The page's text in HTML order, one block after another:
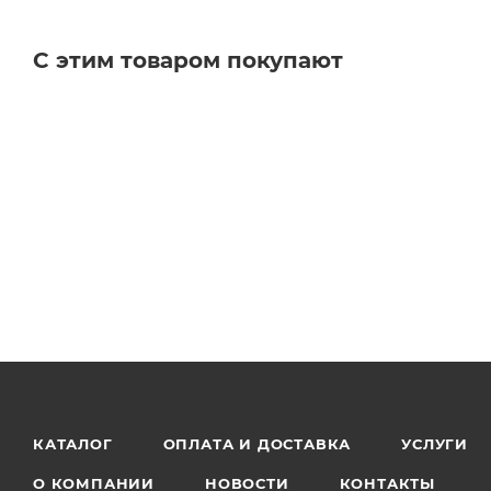
Аналоги поршней: 46334STD, 35950STD, 13101-22030,
13101-0D110, 13101-0D111, 1310122030, 1310122031,
131010D050, 131010D052, 131010D051, 131010D070,
С этим товаром покупают
КАТАЛОГ ОПЛАТА И ДОСТАВКА УСЛУГИ
О КОМПАНИИ НОВОСТИ КОНТАКТЫ